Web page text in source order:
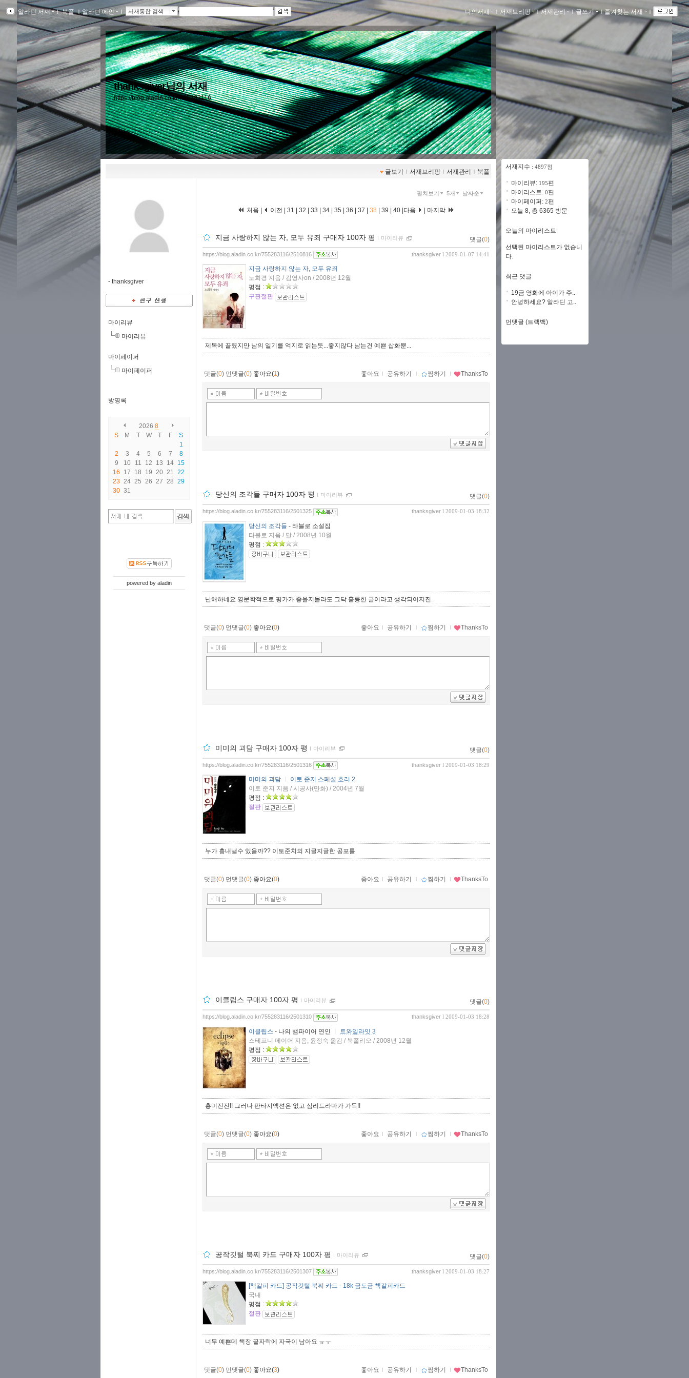
알라딘 서재 ｌ북플ｌ알라딘 메인 ｌ 서재통합 검색 나의서재 ｌ 서재브리핑 ｌ서재관리 ｌ글쓰기 ｌ즐겨찾는 서재 ｌ
thanksgiver님의 서재
https://blog.aladin.co.kr/755283116
글보기 ｌ 서재브리핑 ｌ 서재관리 ｌ 북플
- thanksgiver
마이리뷰
마이리뷰
마이페이퍼
마이페이퍼
방명록
2026 8
S
M T W T F
S
1
2
3 4 5 6 7
8
9
10 11 12 13 14 15
16
17 18 19 20 21 22
23 24 25 26 27 28 29
30 31
powered by aladin
펼쳐보기 5개 날짜순
처음 이전 31 32 33 34 35 36 37 38 39 40 다음 마지막
지금 사랑하지 않는 자, 모두 유죄 구매자 100자 평 ｌ 마이리뷰 댓글(0)
thanksgiver l 2009-01-07 14:41
https://blog.aladin.co.kr/755283116/2510816
지금 사랑하지 않는 자, 모두 유죄
노희경 지음 / 김영사on / 2008년 12월
평점 :
구판절판
제목에 끌렸지만 남의 일기를 억지로 읽는듯...좋지않다 남는건 예쁜 삽화뿐...
댓글(0) 먼댓글(0) 좋아요(1) 좋아요 ｌ 공유하기 ｌ 찜하기 ｌ ThanksTo
당신의 조각들 구매자 100자 평 ｌ 마이리뷰 댓글(0)
thanksgiver l 2009-01-03 18:32
https://blog.aladin.co.kr/755283116/2501325
당신의 조각들 - 타블로 소설집
타블로 지음 / 달 / 2008년 10월
평점 :
난해하네요 영문학적으로 평가가 좋을지몰라도 그닥 훌륭한 글이라고 생각되어지진.
댓글(0) 먼댓글(0) 좋아요(0) 좋아요 ｌ 공유하기 ｌ 찜하기 ｌ ThanksTo
미미의 괴담 구매자 100자 평 ｌ 마이리뷰 댓글(0)
thanksgiver l 2009-01-03 18:29
https://blog.aladin.co.kr/755283116/2501316
미미의 괴담
이토 준지 스페셜 호러 2
이토 준지 지음 / 시공사(만화) / 2004년 7월
평점 :
절판
누가 흉내낼수 있을까?? 이토준치의 지글지글한 공포를
댓글(0) 먼댓글(0) 좋아요(0) 좋아요 ｌ 공유하기 ｌ 찜하기 ｌ ThanksTo
이클립스 구매자 100자 평 ｌ 마이리뷰 댓글(0)
thanksgiver l 2009-01-03 18:28
https://blog.aladin.co.kr/755283116/2501310
이클립스 - 나의 뱀파이어 연인
트와일라잇 3
스테프니 메이어 지음, 윤정숙 옮김 / 북폴리오 / 2008년 12월
평점 :
흥미진진!! 그러나 판타지액션은 없고 심리드라마가 가득!!
댓글(0) 먼댓글(0) 좋아요(0) 좋아요 ｌ 공유하기 ｌ 찜하기 ｌ ThanksTo
공작깃털 북찌 카드 구매자 100자 평 ｌ 마이리뷰 댓글(0)
thanksgiver l 2009-01-03 18:27
https://blog.aladin.co.kr/755283116/2501307
[책갈피 카드] 공작깃털 북찌 카드 - 18k 금도금 책갈피카드
국내
평점 :
절판
너무 예쁜데 책장 끝자락에 자국이 남아요 ㅠㅜ
댓글(0) 먼댓글(0) 좋아요(3) 좋아요 ｌ 공유하기 ｌ 찜하기 ｌ ThanksTo
서재지수 : 4897점
마이리뷰: 195편
마이리스트: 0편
마이페이퍼: 2편
오늘 8, 총 6365 방문
오늘의 마이리스트
선택된 마이리스트가 없습니
다.
최근 댓글
19금 영화에 아이가 주..
안녕하세요? 알라딘 고..
먼댓글 (트랙백)